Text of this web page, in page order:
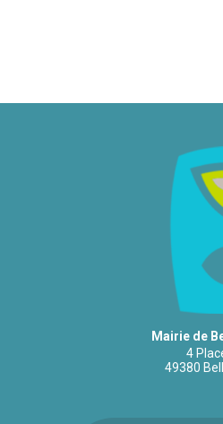
Mairie de
4
49380